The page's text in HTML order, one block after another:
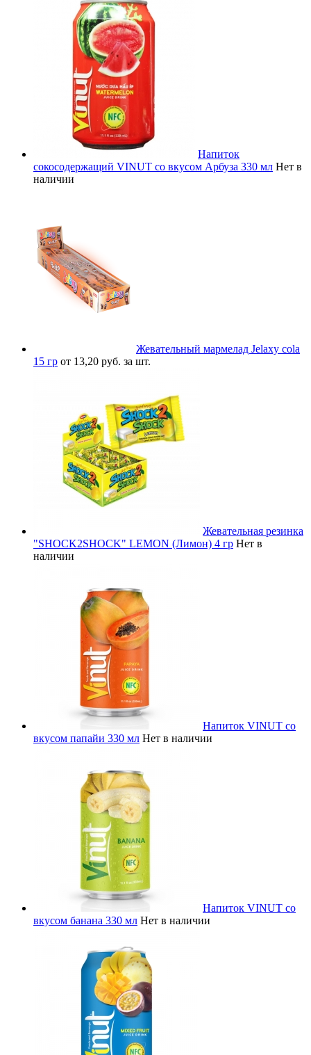
Напиток
сокосодержащий VINUT со вкусом Арбуза 330 мл Нет в
наличии
Жевательный мармелад Jelaxy cola
15 гр от 13,20 руб. за шт.
Жевательная резинка
"SHOCK2SHOCK" LEMON (Лимон) 4 гр Нет в
наличии
Напиток VINUT со
вкусом папайи 330 мл Нет в наличии
Напиток VINUT со
вкусом банана 330 мл Нет в наличии